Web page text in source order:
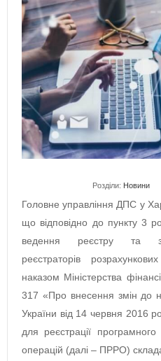
Розділи: Новини
Головне управління ДПС у
що відповідно до пункту 3
ведення реєстру та
реєстраторів
наказом Міністерства
317 «Про внесення змін до
України від 14 червня 2016
для реєстрації
операцій (далі – ПРРО)